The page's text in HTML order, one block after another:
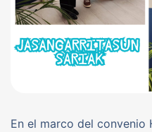
En el marco del convenio